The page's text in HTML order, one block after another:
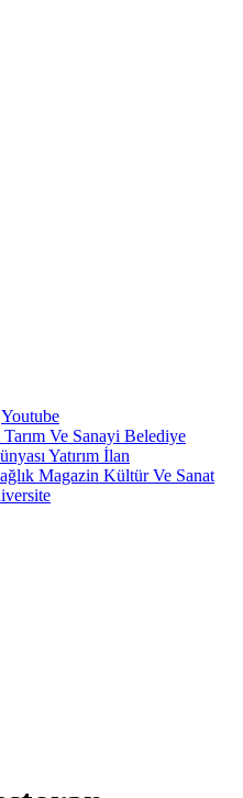
Youtube
Tarım Ve Sanayi Belediye
Yatırım İlan
Magazin Kültür Ve Sanat